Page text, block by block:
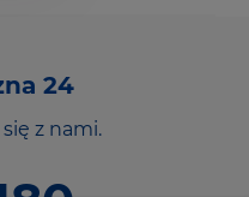
24
z nami.